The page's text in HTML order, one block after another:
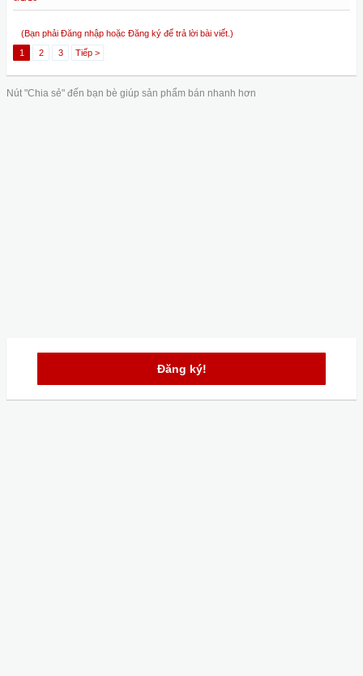
(Bạn phải Đăng nhập hoặc Đăng ký để trả lời bài viết.)
1
2 3 Tiếp >
Nút "Chia sẻ" đến bạn bè giúp sản phẩm bán nhanh hơn
Đăng ký!